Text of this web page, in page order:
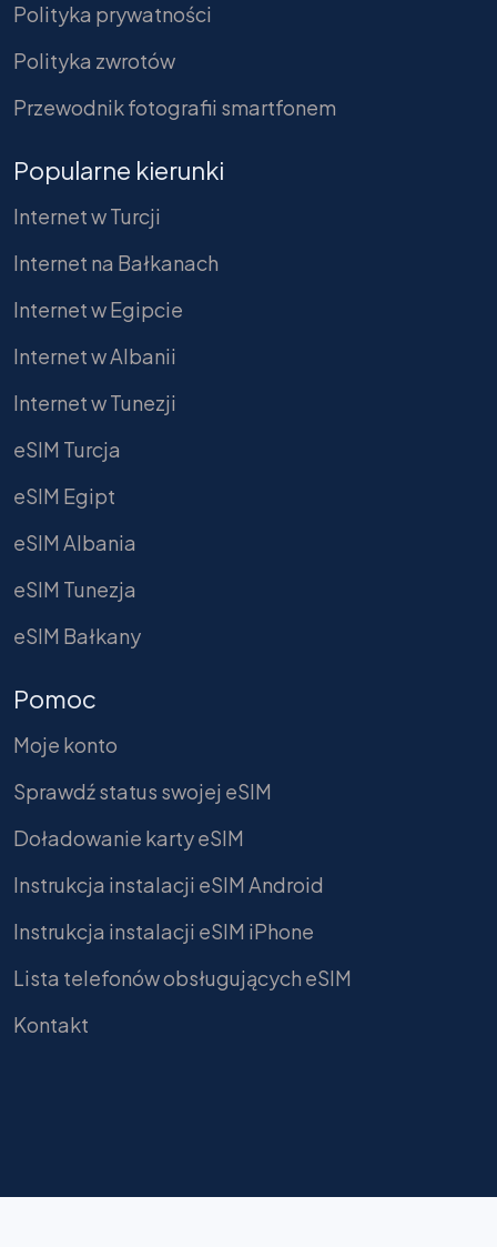
Polityka prywatności
Polityka zwrotów
Przewodnik fotografii smartfonem
Popularne kierunki
Internet w Turcji
Internet na Bałkanach
Internet w Egipcie
Internet w Albanii
Internet w Tunezji
eSIM Turcja
eSIM Egipt
eSIM Albania
eSIM Tunezja
eSIM Bałkany
Pomoc
Moje konto
Sprawdź status swojej eSIM
Doładowanie karty eSIM
Instrukcja instalacji eSIM Android
Instrukcja instalacji eSIM iPhone
Lista telefonów obsługujących eSIM
Kontakt